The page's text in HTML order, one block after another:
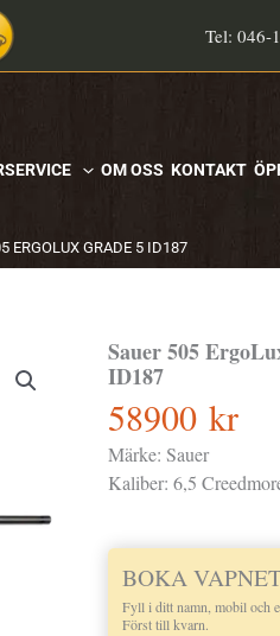
Tel: 046-
OM OSS KONTAKT
ERGOLUX GRADE 5 ID187
Sauer 505
ID187
58900kr
Märke: Sauer
Kaliber: 6,5
BOKA
Fyll i ditt namn, mobil och
Först till kvarn.